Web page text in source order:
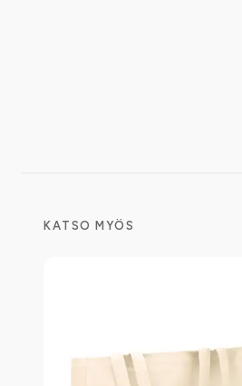
KATSO MYÖS